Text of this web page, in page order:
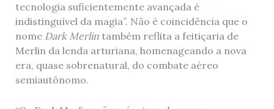
tecnologia suficientemente avançada é
indistinguível da magia”. Não é coincidência que o
nome Dark Merlintambém reflita a feitiçaria de
Merlin da lenda arturiana, homenageando a nova
era, quase sobrenatural, do combate aéreo
semiautônomo.